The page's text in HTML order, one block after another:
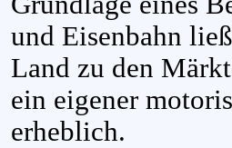
und Eisenbahn
Land zu den
ein eigener
erheblich.